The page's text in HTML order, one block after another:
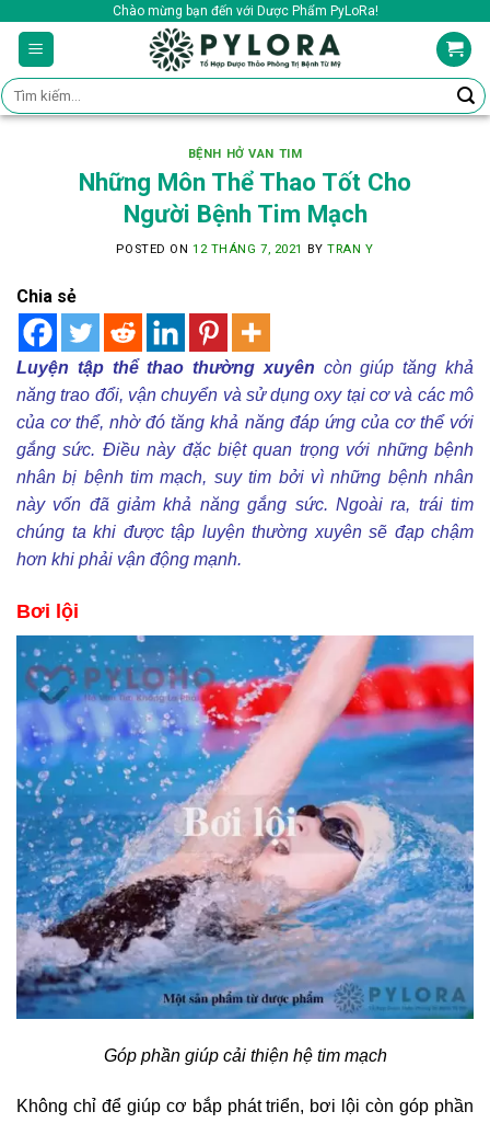
content
Chào mừng bạn đến với Dược Phẩm PyLoRa!
Tìm
kiếm:
BỆNH HỞ VAN TIM
Những Môn Thể Thao Tốt Cho
Người Bệnh Tim Mạch
POSTED ON 12 THÁNG 7, 2021 BYTRAN Y
Chia sẻ
Luyện tập thể thao thường xuyên còn giúp tăng khả
năng trao đổi, vận chuyển và sử dụng oxy tại cơ và các mô
của cơ thể, nhờ đó tăng khả năng đáp ứng của cơ thể với
gắng sức. Điều này đặc biệt quan trọng với những bệnh
nhân bị bệnh tim mạch, suy tim bởi vì những bệnh nhân
này vốn đã giảm khả năng gắng sức. Ngoài ra, trái tim
chúng ta khi được tập luyện thường xuyên sẽ đạp chậm
hơn khi phải vận động mạnh.
Bơi lội
Góp phần giúp cải thiện hệ tim mạch
Không chỉ để giúp cơ bắp phát triển, bơi lội còn góp phần